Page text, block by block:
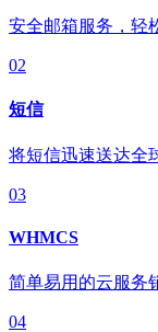
安全邮箱服务，轻
02
短信
将短信迅速送达全
03
WHMCS
简单易用的云服务
04